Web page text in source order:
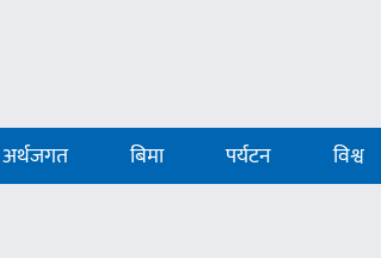
अर्थजगत बिमा पर्यटन विश्व